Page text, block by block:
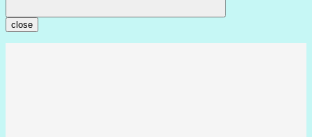
close